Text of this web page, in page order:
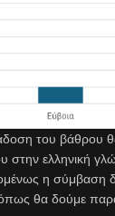
του βάθρου
ελληνική
η σύμβαση
θα δούμε